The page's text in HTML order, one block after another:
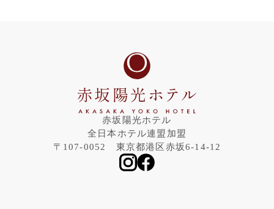
赤坂陽光ホテル
全日本ホテル連盟加盟
〒107-0052 東京都港区赤坂6-14-12